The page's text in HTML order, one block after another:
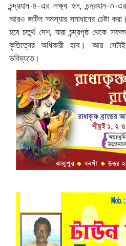
চন্দ্রযান-৪-এর লক্ষ্য হল, চন্দ্রযান-৩-
আরও জটিল সমস্যার সমাধানের চেষ্টা
হবে চতুর্থ দেশ, যারা চন্দ্রপৃষ্ঠ থেকে
কৃতিত্বের অধিকারী হবে। আর
ভবিষ্যতে।